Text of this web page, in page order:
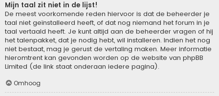
Mijn taal zit niet in de lijst!
De meest voorkomende reden hiervoor is dat de beheerder je
taal niet geïnstalleerd heeft, of dat nog niemand het forum in je
taal vertaald heeft. Je kunt altijd aan de beheerder vragen of hij
het talenpakket, dat je nodig hebt, wil installeren. Indien het nog
niet bestaat, mag je gerust de vertaling maken. Meer informatie
hieromtrent kan gevonden worden op de website van phpBB
Limited (de link staat onderaan iedere pagina).
Omhoog